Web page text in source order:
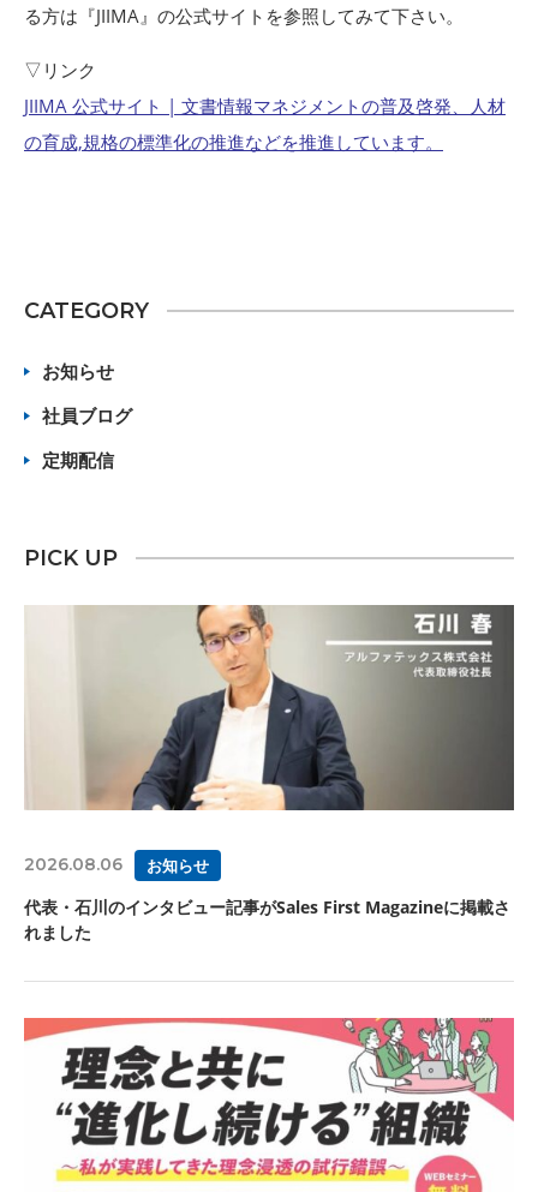
る方は『JIIMA』の公式サイトを参照してみて下さい。
▽リンク
JIIMA 公式サイト | 文書情報マネジメントの普及啓発、人材
の育成,規格の標準化の推進などを推進しています。
CATEGORY
お知らせ
社員ブログ
定期配信
PICK UP
2026.08.06 お知らせ
代表・石川のインタビュー記事がSales First Magazineに掲載さ
れました